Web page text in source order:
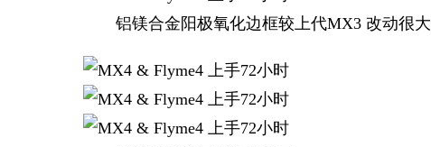
铝镁合金阳极氧化边框较上代MX3 改动很大